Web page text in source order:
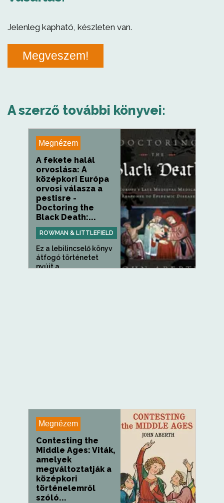
Jelenleg kapható, készleten van.
Megveszem!
A szerző további könyvei:
Megnézem
A fekete halál
orvoslása: A
középkori Európa
orvosi válasza a
pestisre -
Doctoring the
Black Death:...
ROWMAN & LITTLEFIELD
Ez a lebilincselő könyv
átfogó történetet
nyújt a...
Megnézem
Contesting the
Middle Ages: Viták,
amelyek
megváltoztatják a
középkori
történelemről
szóló...